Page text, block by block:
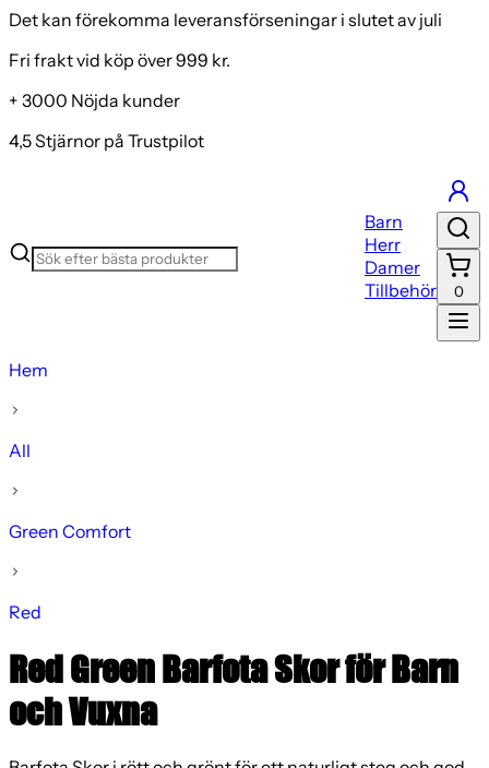
Det kan förekomma leveransförseningar i slutet av juli
Fri frakt vid köp över 999 kr.
+ 3000 Nöjda kunder
4,5 Stjärnor på Trustpilot
Barn
Herr
Damer
Tillbehör
0
Hem
All
Green Comfort
Red
Red Green Barfota Skor för Barn
och Vuxna